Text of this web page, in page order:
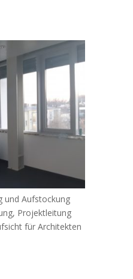
und Aufstockung
Projektleitung
für Architekten